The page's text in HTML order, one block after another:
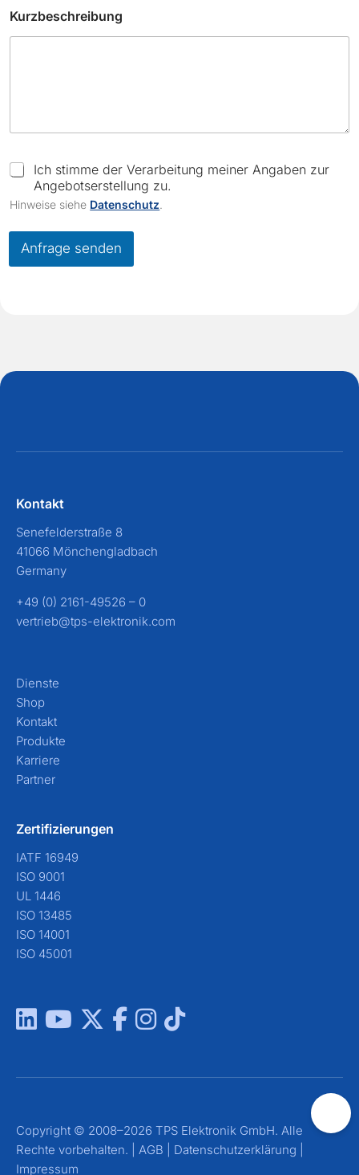
-
M
a
m
Kurzbeschreibung
C
h
e
c
k
Ich stimme der Verarbeitung meiner Angaben zur
Angebotserstellung zu.
Hinweise siehe Datenschutz
Anfrage senden
Kontakt
Senefelderstraße 8
41066 Mönchengladbach
Germany
+49 (0) 2161-49526 – 0
vertrieb@tps-elektronik.com
Dienste
Shop
Kontakt
Produkte
Karriere
Partner
Zertifizierungen
IATF 16949
ISO 9001
UL 1446
ISO 13485
ISO 14001
ISO 45001
Copyright © 2008–2026 TPS Elektronik GmbH. Alle
Rechte vorbehalten. | AGB Datenschutzerklärung
Impressum